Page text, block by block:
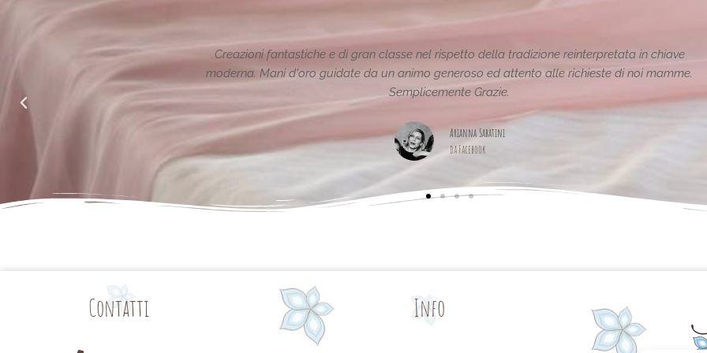
reinterpretata in chiave
alle richieste di noi mamme.
Le creazioni sono fantastiche e uniche..raffinate eleganti....complimenti per la vostra
pagina,piena di idee!grazie
Maria Teresa Masela
da Facebook
Contatti Info